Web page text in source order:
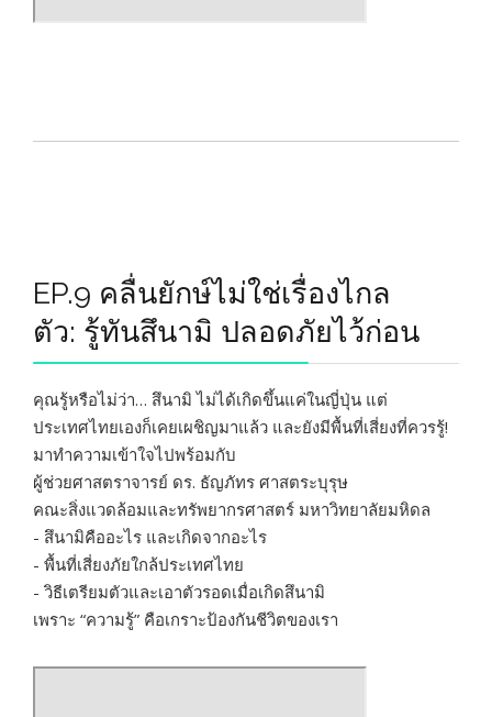
EP.9 คลื่นยักษ์ไม่ใช่เรื่องไกล
ตัว: รู้ทันสึนามิ ปลอดภัยไว้ก่อน
คุณรู้หรือไม่ว่า… สึนามิ ไม่ได้เกิดขึ้นแค่ในญี่ปุ่น แต่
ประเทศไทยเองก็เคยเผชิญมาแล้ว และยังมีพื้นที่เสี่ยงที่ควรรู้!
มาทำความเข้าใจไปพร้อมกับ
ผู้ช่วยศาสตราจารย์ ดร. ธัญภัทร ศาสตระบุรุษ
คณะสิ่งแวดล้อมและทรัพยากรศาสตร์ มหาวิทยาลัยมหิดล
- สึนามิคืออะไร และเกิดจากอะไร
- พื้นที่เสี่ยงภัยใกล้ประเทศไทย
- วิธีเตรียมตัวและเอาตัวรอดเมื่อเกิดสึนามิ
เพราะ “ความรู้” คือเกราะป้องกันชีวิตของเรา